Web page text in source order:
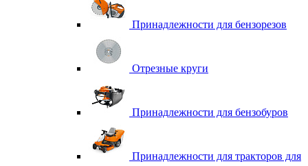
Принадлежности для бензорезов
Отрезные круги
Принадлежности для бензобуров
Принадлежности для тракторов для